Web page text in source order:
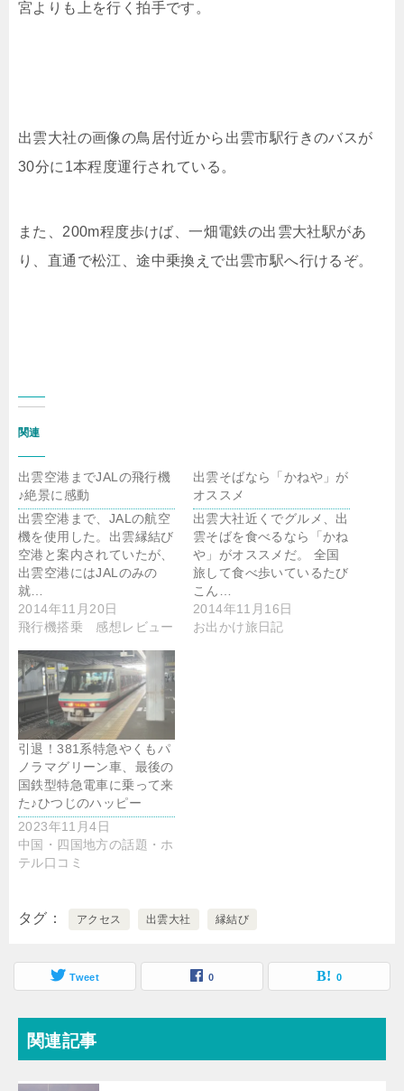
宮よりも上を行く拍手です。
出雲大社の画像の鳥居付近から出雲市駅行きのバスが
30分に1本程度運行されている。
また、200m程度歩けば、一畑電鉄の出雲大社駅があ
り、直通で松江、途中乗換えで出雲市駅へ行けるぞ。
関連
出雲空港までJALの飛行機
♪絶景に感動
出雲空港まで、JALの航空
機を使用した。出雲縁結び
空港と案内されていたが、
出雲空港にはJALのみの
就…
2014年11月20日
飛行機搭乗 感想レビュー
出雲そばなら「かねや」が
オススメ
出雲大社近くでグルメ、出
雲そばを食べるなら「かね
や」がオススメだ。 全国
旅して食べ歩いているたび
こん…
2014年11月16日
お出かけ旅日記
引退！381系特急やくもパ
ノラマグリーン車、最後の
国鉄型特急電車に乗って来
た♪ひつじのハッピー
2023年11月4日
中国・四国地方の話題・ホ
テル口コミ
タグ アクセス 出雲大社 縁結び
Tweet 0 0
関連記事